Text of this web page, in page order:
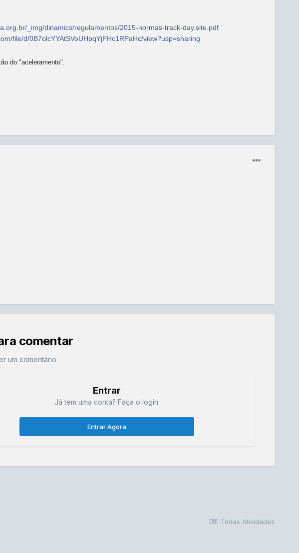
_img/dinamics/regulamentos/2015-normas-track-day.site.pdf
file/d/0B7olcYYAtSVoUHpqYjFHc1RPaHc/view?usp=sharing
do "aceleramento".
comentar
um comentário
Entrar
Já tem uma conta? Faça o login.
Entrar Agora
Todas Atividades